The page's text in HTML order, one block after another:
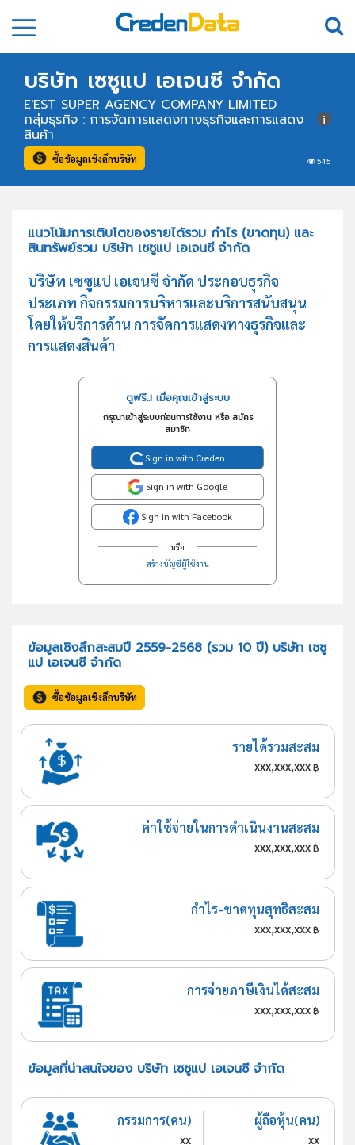
บริษัท เซซูแป เอเจนซี จำกัด
E'EST SUPER AGENCY COMPANY LIMITED
545
กลุ่มธุรกิจ : การจัดการแสดงทางธุรกิจและการแสดง
สินค้า
ซื้อข้อมูลเชิงลึกบริษัท
แนวโน้มการเติบโตของรายได้รวม กำไร (ขาดทุน) และ
สินทรัพย์รวม บริษัท เซซูแป เอเจนซี จำกัด
บริษัท เซซูแป เอเจนซี จำกัด ประกอบธุรกิจ
ประเภท กิจกรรมการบริหารและบริการสนับสนุน
โดยให้บริการด้าน การจัดการแสดงทางธุรกิจและ
การแสดงสินค้า
ดูฟรี..! เมื่อคุณเข้าสู่ระบบ
กรุณาเข้าสู่ระบบก่อนการใช้งาน หรือ สมัคร
สมาชิก
Sign in with Creden
Sign in with Google
Sign in with Facebook
หรือ
สร้างบัญชีผู้ใช้งาน
ข้อมูลเชิงลึกสะสมปี 2559-2568 (รวม 10 ปี) บริษัท เซซู
แป เอเจนซี จำกัด
ซื้อข้อมูลเชิงลึกบริษัท
รายได้รวมสะสม
xxx,xxx,xxx฿
ค่าใช้จ่ายในการดำเนินงานสะสม
xxx,xxx,xxx฿
กำไร-ขาดทุนสุทธิสะสม
xxx,xxx,xxx฿
การจ่ายภาษีเงินได้สะสม
xxx,xxx,xxx฿
ข้อมูลที่น่าสนใจของ บริษัท เซซูแป เอเจนซี จำกัด
กรรมการ(คน)
xx
ผู้ถือหุ้น(คน)
xx